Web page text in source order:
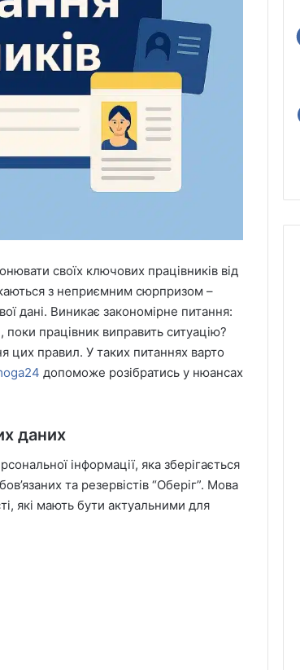
своїх ключових працівників від
з неприємним сюрпризом –
дані. Виникає закономірне питання:
працівник виправить ситуацію?
цих правил. У таких питаннях варто
допоможе розібратись у нюансах
даних
інформації, яка зберігається
та резервістів “Оберіг”. Мова
які мають бути актуальними для